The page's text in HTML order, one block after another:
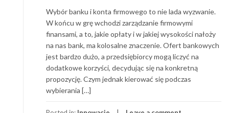
Wybór banku i konta firmowego to nie lada wyzwanie.
W końcu w grę wchodzi zarządzanie firmowymi
finansami, a to, jakie opłaty i w jakiej wysokości nałoży
na nas bank, ma kolosalne znaczenie. Ofert bankowych
jest bardzo dużo, a przedsiębiorcy mogą liczyć na
dodatkowe korzyści, decydując się na konkretną
propozycję. Czym jednak kierować się podczas
wybierania […]